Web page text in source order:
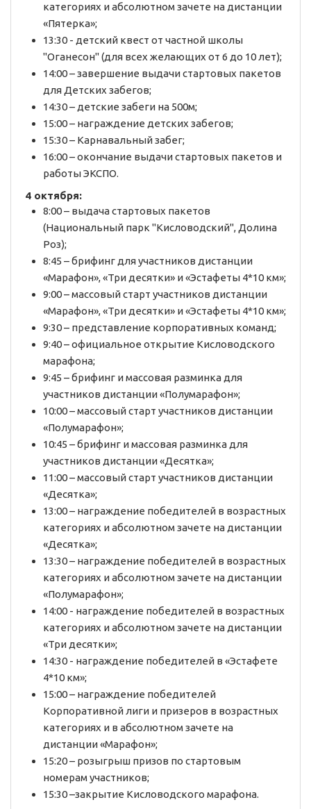
категориях и абсолютном зачете на дистанции
«Пятерка»;
13:30 - детский квест от частной школы
"Оганесон" (для всех желающих от 6 до 10 лет);
14:00 – завершение выдачи стартовых пакетов
для Детских забегов;
14:30 – детские забеги на 500м;
15:00 – награждение детских забегов;
15:30 – Карнавальный забег;
16:00 – окончание выдачи стартовых пакетов и
работы ЭКСПО.
4 октября:
8:00 – выдача стартовых пакетов
(Национальный парк "Кисловодский", Долина
Роз);
8:45 – брифинг для участников дистанции
«Марафон», «Три десятки» и «Эстафеты 4*10 км»;
9:00 – массовый старт участников дистанции
«Марафон», «Три десятки» и «Эстафеты 4*10 км»;
9:30 – представление корпоративных команд;
9:40 – официальное открытие Кисловодского
марафона;
9:45 – брифинг и массовая разминка для
участников дистанции «Полумарафон»;
10:00 – массовый старт участников дистанции
«Полумарафон»;
10:45 – брифинг и массовая разминка для
участников дистанции «Десятка»;
11:00 – массовый старт участников дистанции
«Десятка»;
13:00 – награждение победителей в возрастных
категориях и абсолютном зачете на дистанции
«Десятка»;
13:30 – награждение победителей в возрастных
категориях и абсолютном зачете на дистанции
«Полумарафон»;
14:00 - награждение победителей в возрастных
категориях и абсолютном зачете на дистанции
«Три десятки»;
14:30 - награждение победителей в «Эстафете
4*10 км»;
15:00 – награждение победителей
Корпоративной лиги и призеров в возрастных
категориях и в абсолютном зачете на
дистанции «Марафон»;
15:20 – розыгрыш призов по стартовым
номерам участников;
15:30 –закрытие Кисловодского марафона.